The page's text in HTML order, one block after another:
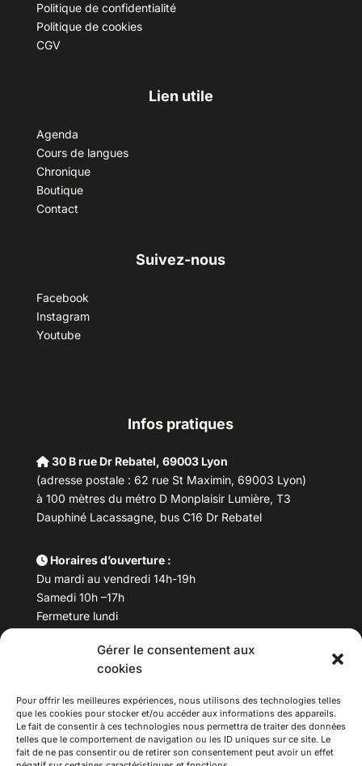
Gérer le consentement aux
cookies
Pour offrir les meilleures expériences, nous utilisons des technologies telles
que les cookies pour stocker et/ou accéder aux informations des appareils.
Le fait de consentir à ces technologies nous permettra de traiter des données
telles que le comportement de navigation ou les ID uniques sur ce site. Le
fait de ne pas consentir ou de retirer son consentement peut avoir un effet
Politique de confidentialité
Politique de cookies
CGV
Lien utile
Agenda
Cours de langues
Chronique
Boutique
Contact
Suivez-nous
Facebook
Instagram
Youtube
Infos pratiques
30 B rue Dr Rebatel, 69003 Lyon
(adresse postale : 62 rue St Maximin, 69003 Lyon)
à 100 mètres du métro D Monplaisir Lumière, T3
Dauphiné Lacassagne, bus C16 Dr Rebatel
Horaires d’ouverture :
Du mardi au vendredi 14h-19h
Samedi 10h –17h
Fermeture lundi
Téléphone : 04 78 53 06 40
maisondesculturesasiatiques@asiexpo.com